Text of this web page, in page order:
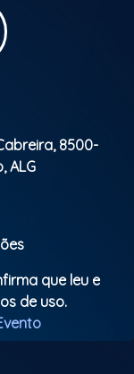
8500-
ALG
que leu e
de uso.